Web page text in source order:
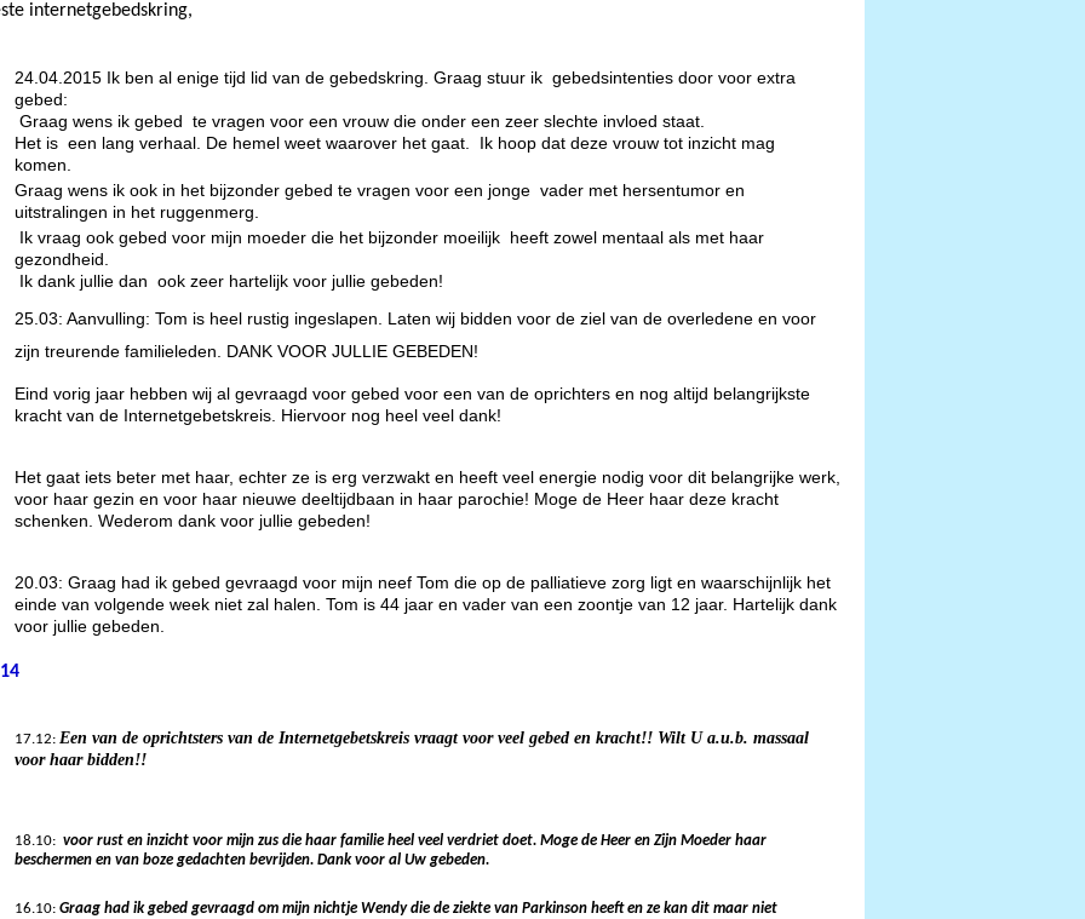
internetgebedskring,
24.04.2015 Ik ben al enige tijd lid van de gebedskring. Graag stuur ik gebedsintenties door voor extra
gebed:
Graag wens ik gebed te vragen voor een vrouw die onder een zeer slechte invloed staat.
Het is een lang verhaal. De hemel weet waarover het gaat. Ik hoop dat deze vrouw tot inzicht mag
komen.
Graag wens ik ook in het bijzonder gebed te vragen voor een jonge vader met hersentumor en
uitstralingen in het ruggenmerg.
Ik vraag ook gebed voor mijn moeder die het bijzonder moeilijk heeft zowel mentaal als met haar
gezondheid.
Ik dank jullie dan ook zeer hartelijk voor jullie gebeden!
25.03: Aanvulling: Tom is heel rustig ingeslapen. Laten wij bidden voor de ziel van de overledene en voor
zijn treurende familieleden. DANK VOOR JULLIE GEBEDEN!
Eind vorig jaar hebben wij al gevraagd voor gebed voor een van de oprichters en nog altijd belangrijkste
kracht van de Internetgebetskreis. Hiervoor nog heel veel dank!
Het gaat iets beter met haar, echter ze is erg verzwakt en heeft veel energie nodig voor dit belangrijke werk,
voor haar gezin en voor haar nieuwe deeltijdbaan in haar parochie! Moge de Heer haar deze kracht
schenken. Wederom dank voor jullie gebeden!
20.03: Graag had ik gebed gevraagd voor mijn neef Tom die op de palliatieve zorg ligt en waarschijnlijk het
einde van volgende week niet zal halen. Tom is 44 jaar en vader van een zoontje van 12 jaar. Hartelijk dank
voor jullie gebeden.
17.12: Een van de oprichtsters van de Internetgebetskreis vraagt voor veel gebed en kracht!! Wilt U a.u.b. massaal
voor haar bidden!!
18.10: voor rust en inzicht voor mijn zus die haar familie heel veel verdriet doet. Moge de Heer en Zijn Moeder haar
beschermen en van boze gedachten bevrijden. Dank voor al Uw gebeden.
16.10: Graag had ik gebed gevraagd om mijn nichtje Wendy die de ziekte van Parkinson heeft en ze kan dit maar niet